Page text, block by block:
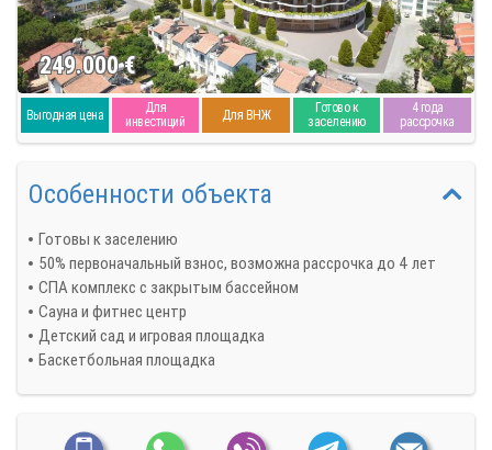
249.000€
Выгодная цена
Для
инвестиций
Для ВНЖ
Готово к
заселению
4 года
рассрочка
Особенности объекта
Готовы к заселению
50% первоначальный взнос, возможна рассрочка до 4 лет
СПА комплекс с закрытым бассейном
Сауна и фитнес центр
Детский сад и игровая площадка
Баскетбольная площадка